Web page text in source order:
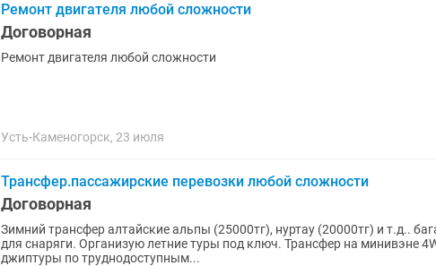
Ремонт двигателя любой сложности
Договорная
Ремонт двигателя любой сложности
Усть-Каменогорск, 23 июля
Трансфер.пассажирские перевозки любой сложности
Договорная
Зимний трансфер алтайские альпы (25000тг), нуртау (20000тг) и т.д..
для снаряги. Организую летние туры под ключ. Трансфер на минивэне
джиптуры по труднодоступным...